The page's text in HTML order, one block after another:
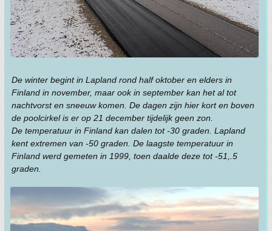
De winter begint in Lapland rond half oktober en elders in
Finland in november, maar ook in september kan het al tot
nachtvorst en sneeuw komen. De dagen zijn hier kort en boven
de poolcirkel is er op 21 december tijdelijk geen zon.
De temperatuur in Finland kan dalen tot -30 graden. Lapland
kent extremen van -50 graden. De laagste temperatuur in
Finland werd gemeten in 1999, toen daalde deze tot -51,.5
graden.